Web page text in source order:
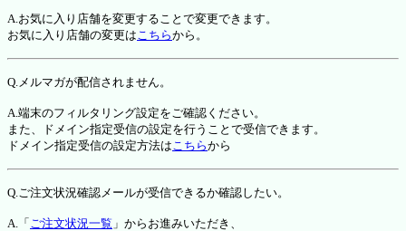
A.お気に入り店舗を変更することで変更できます。
お気に入り店舗の変更はこちらから。
Q.メルマガが配信されません。
A.端末のフィルタリング設定をご確認ください。
また、ドメイン指定受信の設定を行うことで受信できます。
ドメイン指定受信の設定方法はこちらから
Q.ご注文状況確認メールが受信できるか確認したい。
A.「 ご注文状況一覧 」からお進みいただき、